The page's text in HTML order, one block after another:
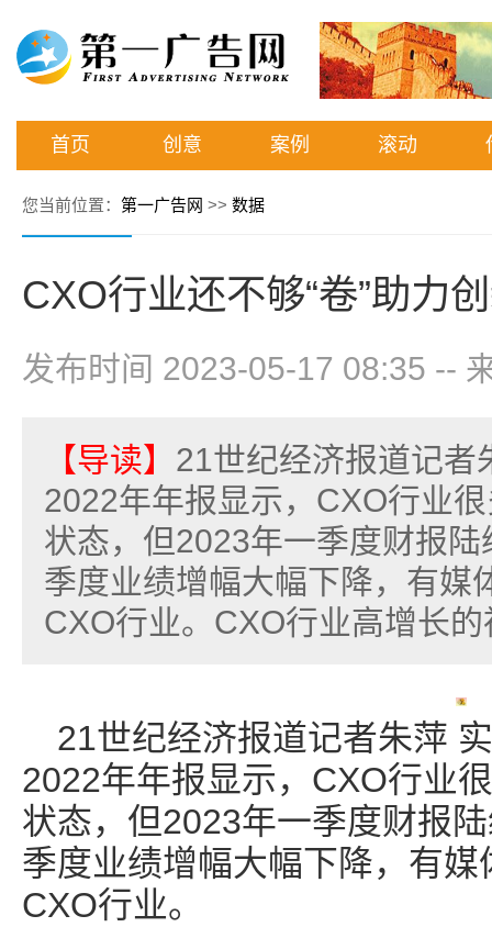
首页 创意 案例 滚动
您当前位置： 第一广告网 >> 数据
CXO行业还不够“卷”助力
发布时间 2023-05-17 08:35 --
【导读】 21世纪经济报道记者
2022年年报显示，CXO行业
状态，但2023年一季度财报
季度业绩增幅大幅下降，有媒
CXO行业。CXO行业高增长的
21世纪经济报道记者朱萍
2022年年报显示，CXO行业
状态，但2023年一季度财报
季度业绩增幅大幅下降，有媒
CXO行业。